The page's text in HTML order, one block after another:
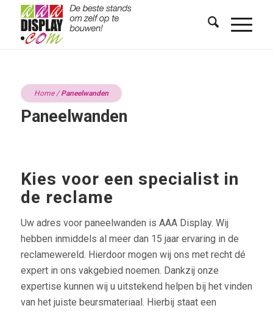
Home/Paneelwanden
Paneelwanden
Kies voor een specialist in
de reclame
Uw adres voor paneelwanden is AAA Display. Wij
hebben inmiddels al meer dan 15 jaar ervaring in de
reclamewereld. Hierdoor mogen wij ons met recht dé
expert in ons vakgebied noemen. Dankzij onze
expertise kunnen wij u uitstekend helpen bij het vinden
van het juiste beursmateriaal. Hierbij staat een